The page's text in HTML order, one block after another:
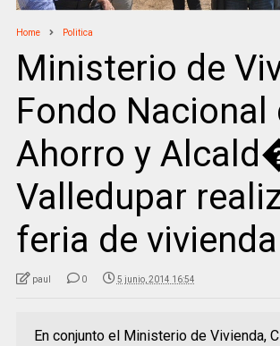
Home Politica
Ministerio de
Fondo Nacional
Ahorro y
Valledupar
feria de vivienda
paul 0 5 junio, 2014 16:54
En conjunto el Ministerio de Vivienda,